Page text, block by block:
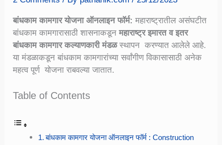
बांधकाम कामगार योजना ऑनलाइन फॉर्म:महाराष्ट्रातील असंघटीत
बांधकाम कामगारासाठी शासनाकडूनमहाराष्ट्र इमारत व इतर
बांधकाम कामगार कल्याणकारी मंडळस्थापन करण्यात आलेले आहे.
या मंडळाकडून बांधकाम कामगारांच्या सर्वांगीण विकासासाठी अनेक
महत्व पूर्ण योजना राबवल्या जातात.
Table of Contents
बांधकाम कामगार योजना ऑनलाइन फॉर्म : Construction